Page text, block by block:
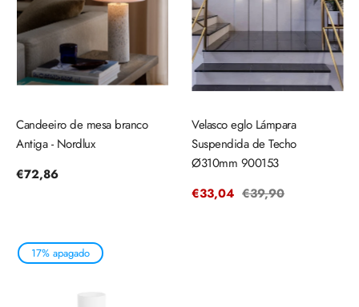
Candeeiro de mesa branco
Antiga - Nordlux
Precio
€72,86
Velasco eglo Lámpara
Suspendida de Techo
Ø310mm 900153
Precio
€33,04 Precio
€39,90
17% apagado